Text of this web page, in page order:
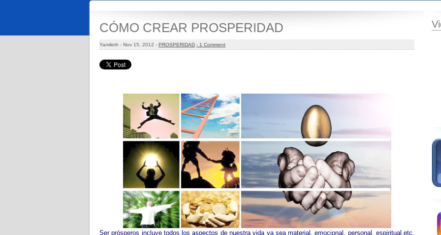
CÓMO CREAR PROSPERIDAD
Yamileth - Nov 15, 2012 - PROSPERIDAD - 1 Comment
Ser prósperos incluye todos los aspectos de nuestra vida ya sea material, emocional, personal, espiritual,etc.